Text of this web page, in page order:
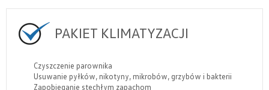
PAKIET KLIMATYZACJI
Czyszczenie parownika
Usuwanie pyłków, nikotyny, mikrobów, grzybów i bakterii
Zapobieganie stęchłym zapachom